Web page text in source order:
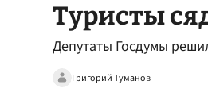
Туристы
Депутаты Госдумы
Григорий Туманов